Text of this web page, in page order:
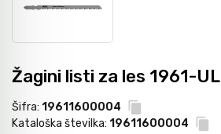
Žagini listi za les 1961-UL
Šifra: 19611600004
Kataloška številka: 19611600004